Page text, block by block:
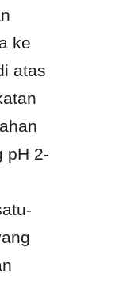
ke
atas
pH 2-